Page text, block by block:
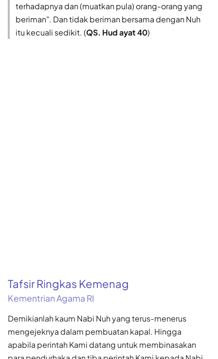
terhadapnya dan (muatkan pula) orang-orang yang
beriman". Dan tidak beriman bersama dengan Nuh
itu kecuali sedikit. (QS. Hud ayat 40)
Tafsir Ringkas Kemenag
Kementrian Agama RI
Demikianlah kaum Nabi Nuh yang terus-menerus
mengejeknya dalam pembuatan kapal. Hingga
apabila perintah Kami datang untuk membinasakan